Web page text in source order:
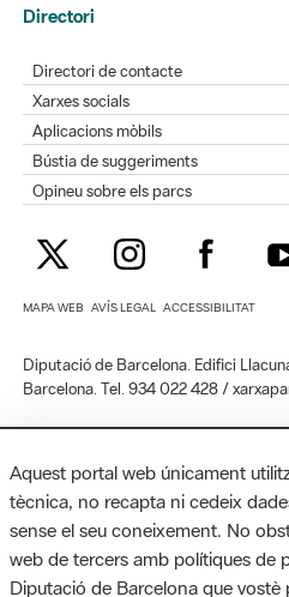
Directori
Directori de contacte
Xarxes socials
Aplicacions mòbils
Bústia de suggeriments
Opineu sobre els parcs
MAPA WEB AVÍS LEGAL ACCESSIBILITAT
Diputació de Barcelona. Edifici
Barcelona. Tel. 934 022 428 /
Aquest portal web únicament
tècnica, no recapta ni cedeix
sense el seu coneixement. No
web de tercers amb polítiques de
Diputació de Barcelona que